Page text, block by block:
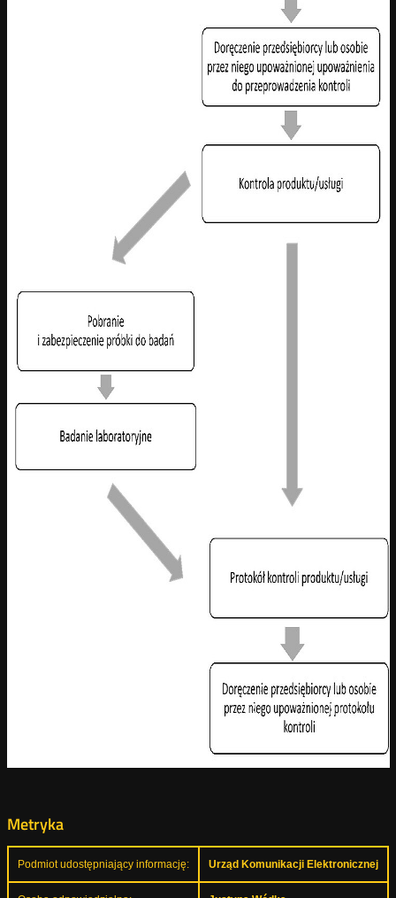
Metryka
Podmiot udostępniający informację: Urząd Komunikacji Elektronicznej